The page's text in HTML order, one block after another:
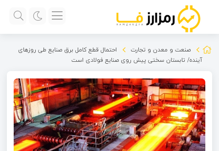
صنعت و معدن و تجارت
احتمال قطع کامل برق صنایع طی روزهای
آینده/ تابستان سختی پیش روی صنایع فولادی است